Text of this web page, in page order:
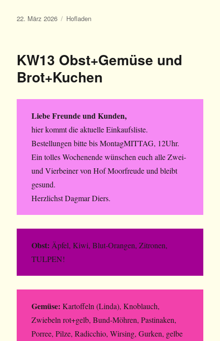
Veröffentlicht
22. März 2026 Kategorien
Hofladen
KW13 Obst+Gemüse und
Brot+Kuchen
Liebe Freunde und Kunden,
hier kommt die aktuelle Einkaufsliste.
Bestellungen bitte bis MontagMITTAG, 12Uhr.
Ein tolles Wochenende wünschen euch alle Zwei-
und Vierbeiner von Hof Moorfreude und bleibt
gesund.
Herzlichst Dagmar Diers.
Obst: Äpfel, Kiwi, Blut-Orangen, Zitronen,
TULPEN!
Gemüse:Kartoffeln (Linda), Knoblauch,
Zwiebeln rot+gelb, Bund-Möhren, Pastinaken,
Porree, Pilze, Radicchio, Wirsing, Gurken, gelbe